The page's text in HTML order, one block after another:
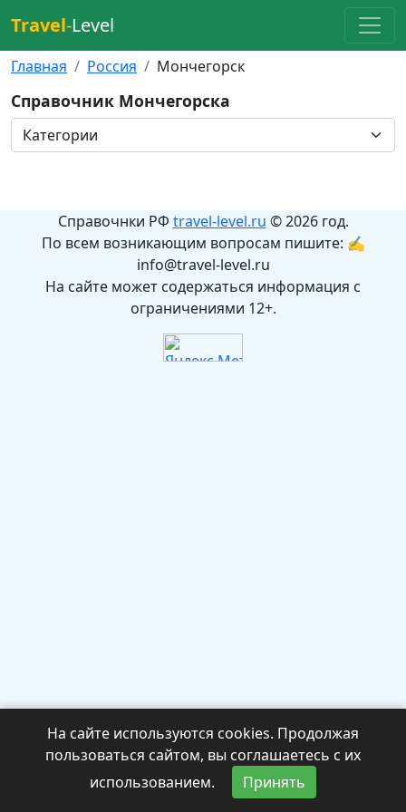
Travel-Level
Главная Россия Мончегорск
Справочник Мончегорска
Справочнки РФ travel-level.ru © 2026 год.
По всем возникающим вопросам пишите: ✍
info@travel-level.ru
На сайте может содержаться информация с
ограничениями 12+.
На сайте используются cookies. Продолжая
пользоваться сайтом, вы соглашаетесь с их
использованием.
Принять